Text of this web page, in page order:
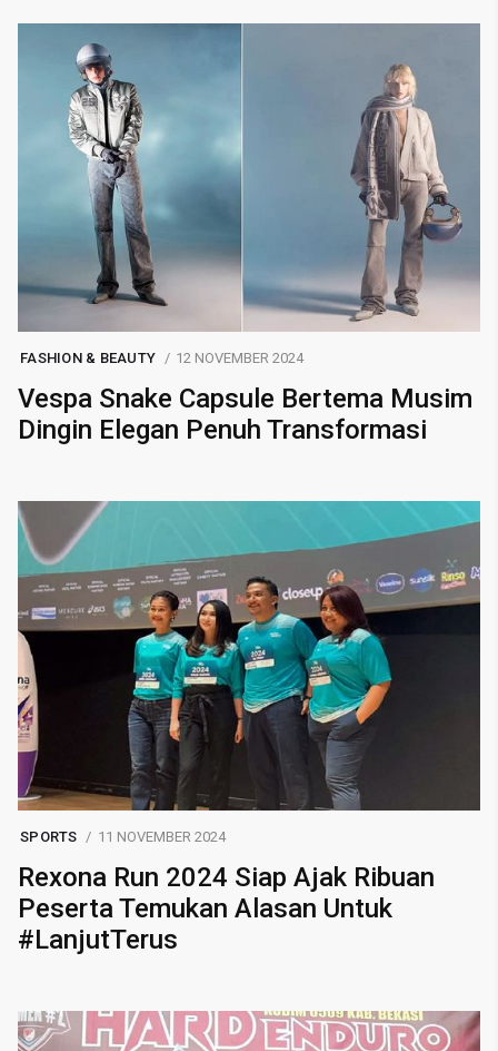
FASHION & BEAUTY 12 NOVEMBER 2024
Vespa Snake Capsule Bertema Musim
Dingin Elegan Penuh Transformasi
SPORTS 11 NOVEMBER 2024
Rexona Run 2024 Siap Ajak Ribuan
Peserta Temukan Alasan Untuk
#LanjutTerus